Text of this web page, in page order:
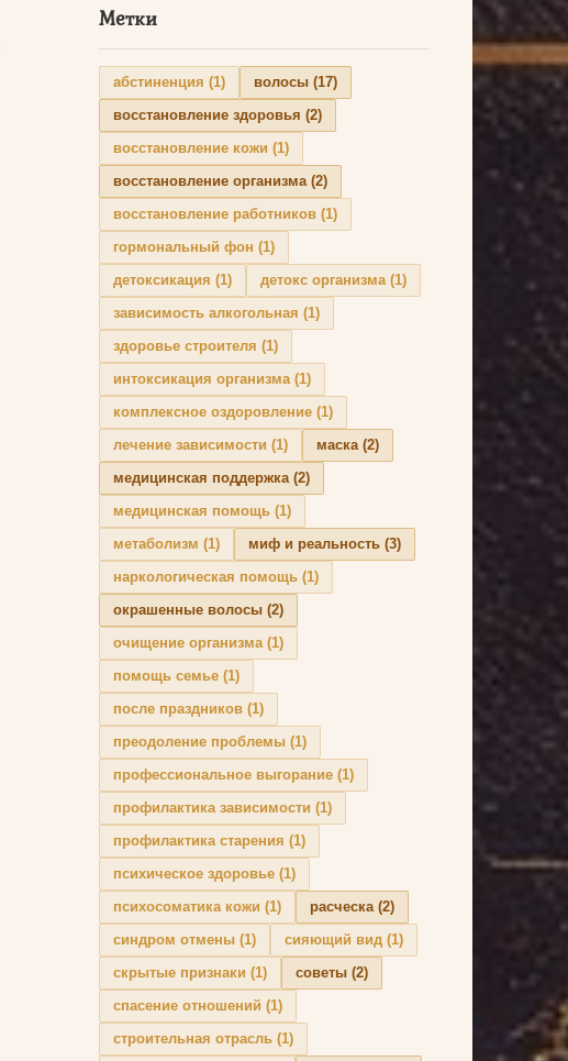
Метки
абстиненция (1) волосы (17)
восстановление здоровья (2)
восстановление кожи (1)
восстановление организма(2)
восстановление работников (1)
гормональный фон (1)
детоксикация (1) детокс организма(1)
зависимость алкогольная (1)
здоровье строителя (1)
интоксикация организма(1)
комплексное оздоровление (1)
лечение зависимости (1) маска(2)
медицинская поддержка(2)
медицинская помощь (1)
метаболизм (1) миф и реальность (3)
наркологическая помощь (1)
окрашенные волосы (2)
очищение организма(1)
помощь семье (1)
после праздников (1)
преодоление проблемы (1)
профессиональное выгорание (1)
профилактика зависимости (1)
профилактика старения (1)
психическое здоровье (1)
психосоматика кожи (1) расческа(2)
синдром отмены (1) сияющий вид (1)
скрытые признаки (1) советы (2)
спасение отношений (1)
строительная отрасль (1)